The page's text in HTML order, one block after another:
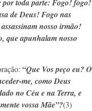
toda parte: Fogo! fogo!
de Deus! Fogo nas
nosso irmão!
que apunhalam nosso
“Que Vos peço eu? O
me, como Deus
no Céu e na Terra, e
vossa Mãe”?(3)